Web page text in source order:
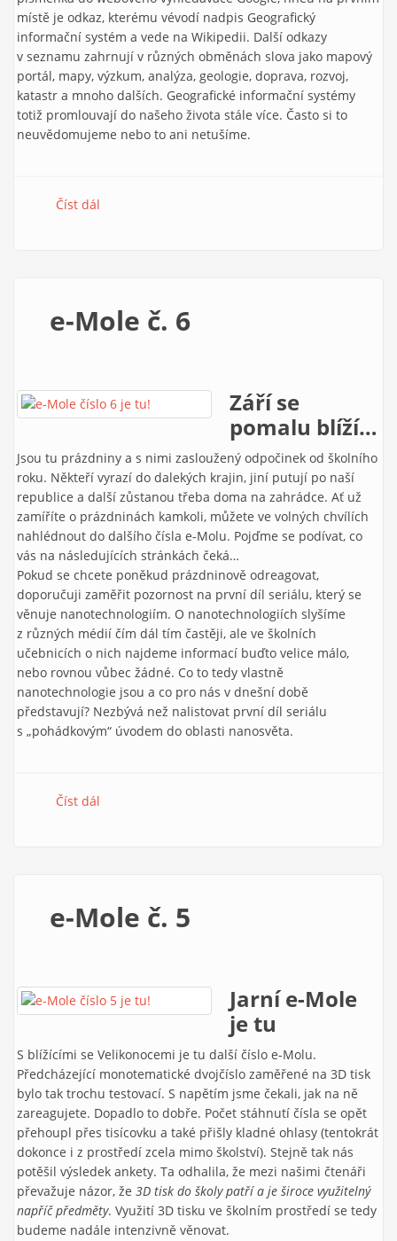
místě je odkaz, kterému vévodí nadpis Geografický
informační systém a vede na Wikipedii. Další odkazy
v seznamu zahrnují v různých obměnách slova jako mapový
portál, mapy, výzkum, analýza, geologie, doprava, rozvoj,
katastr a mnoho dalších. Geografické informační systémy
totiž promlouvají do našeho života stále více. Často si to
neuvědomujeme nebo to ani netušíme.
Číst dál
e-Mole č. 6
Září se
pomalu blíží…
Jsou tu prázdniny a s nimi zasloužený odpočinek od školního
roku. Někteří vyrazí do dalekých krajin, jiní putují po naší
republice a další zůstanou třeba doma na zahrádce. Ať už
zamíříte o prázdninách kamkoli, můžete ve volných chvílích
nahlédnout do dalšího čísla e-Molu. Pojďme se podívat, co
vás na následujících stránkách čeká…
Pokud se chcete poněkud prázdninově odreagovat,
doporučuji zaměřit pozornost na první díl seriálu, který se
věnuje nanotechnologiím. O nanotechnologiích slyšíme
z různých médií čím dál tím častěji, ale ve školních
učebnicích o nich najdeme informací buďto velice málo,
nebo rovnou vůbec žádné. Co to tedy vlastně
nanotechnologie jsou a co pro nás v dnešní době
představují? Nezbývá než nalistovat první díl seriálu
s „pohádkovým“ úvodem do oblasti nanosvěta.
Číst dál
e-Mole č. 5
Jarní e-Mole
je tu
S blížícími se Velikonocemi je tu další číslo e-Molu.
Předcházející monotematické dvojčíslo zaměřené na 3D tisk
bylo tak trochu testovací. S napětím jsme čekali, jak na ně
zareagujete. Dopadlo to dobře. Počet stáhnutí čísla se opět
přehoupl přes tisícovku a také přišly kladné ohlasy (tentokrát
dokonce i z prostředí zcela mimo školství). Stejně tak nás
potěšil výsledek ankety. Ta odhalila, že mezi našimi čtenáři
převažuje názor, že 3D tisk do školy patří a je široce využitelný
napříč předměty. Využití 3D tisku ve školním prostředí se tedy
budeme nadále intenzivně věnovat.